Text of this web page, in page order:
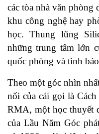
các tòa nhà văn phòng
khu công nghệ hay
học. Thung lũng
những trung tâm lớn
quốc phòng và tình
Theo một góc nhìn
nối của cái gọi là
RMA, một học thuyết
của Lầu Năm Góc